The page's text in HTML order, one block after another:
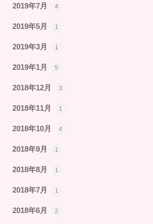
2019年7月 4
2019年5月 1
2019年3月 1
2019年1月 5
2018年12月 3
2018年11月 1
2018年10月 4
2018年9月 1
2018年8月 1
2018年7月 1
2018年6月 2